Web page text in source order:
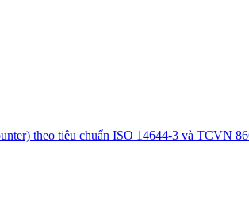
theo tiêu chuẩn ISO 14644-3 và TCVN